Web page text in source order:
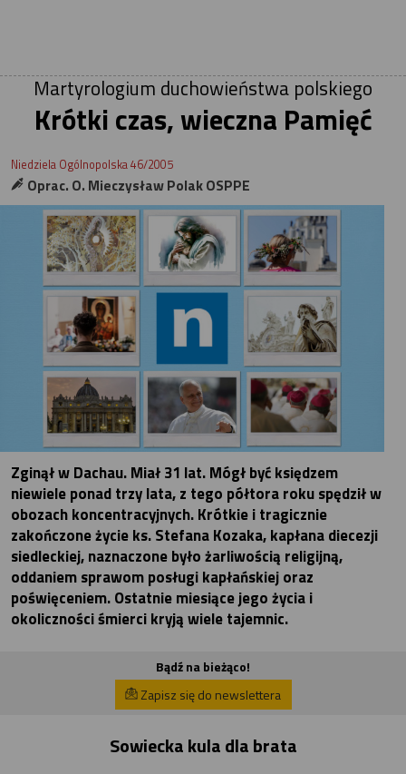
Martyrologium duchowieństwa polskiego
Krótki czas, wieczna Pamięć
Niedziela Ogólnopolska 46/2005
Oprac. O. Mieczysław Polak OSPPE
Zginął w Dachau. Miał 31 lat. Mógł być księdzem
niewiele ponad trzy lata, z tego półtora roku spędził w
obozach koncentracyjnych. Krótkie i tragicznie
zakończone życie ks. Stefana Kozaka, kapłana diecezji
siedleckiej, naznaczone było żarliwością religijną,
oddaniem sprawom posługi kapłańskiej oraz
poświęceniem. Ostatnie miesiące jego życia i
okoliczności śmierci kryją wiele tajemnic.
Bądź na bieżąco!
Zapisz się do newslettera
Sowiecka kula dla brata